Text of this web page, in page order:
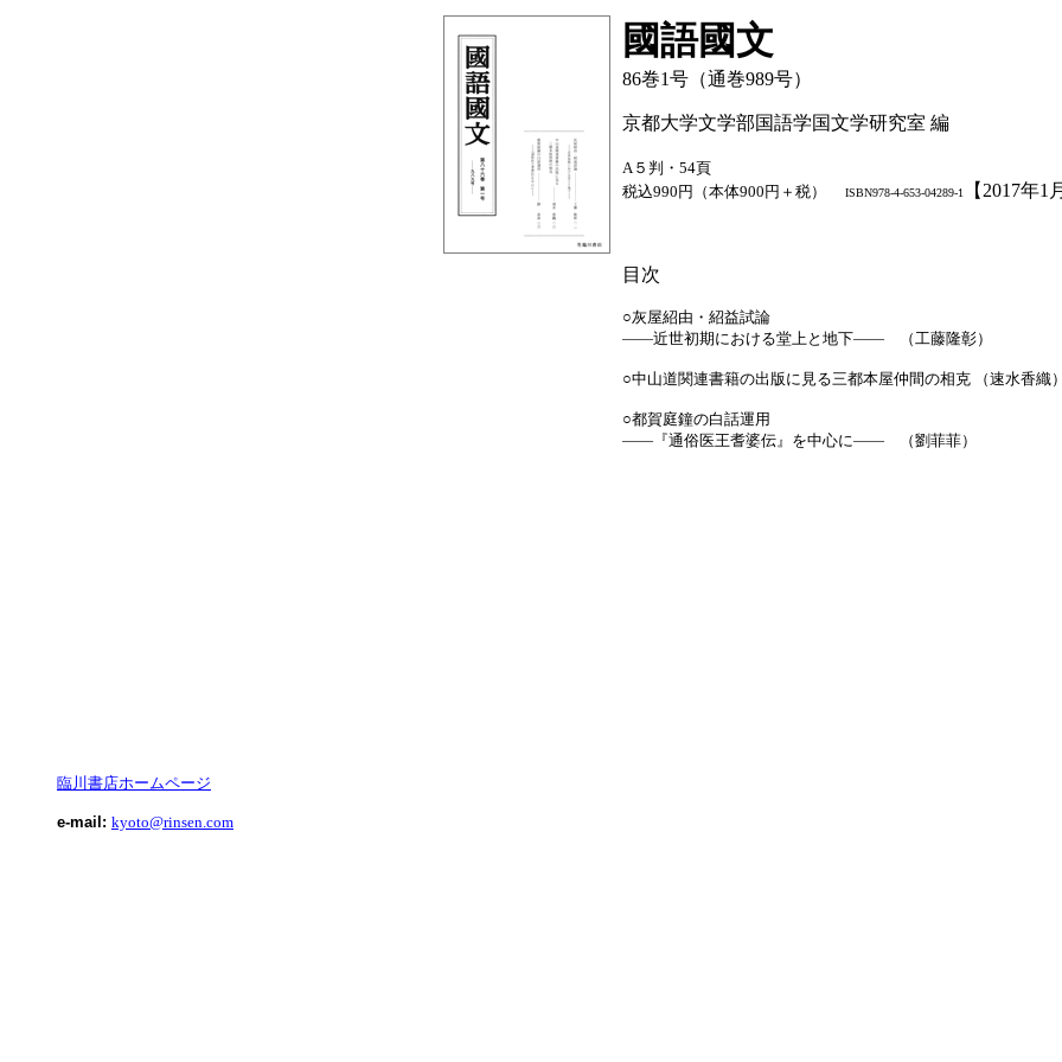
國語國文
86巻1号（通巻989号）
京都大学文学部国語学国文学研究室 編
A５判・54頁
税込990円（本体900円＋税）
ISBN978-4-653-04289-1 【2017年1
目次
○灰屋紹由・紹益試論
――近世初期における堂上と地下―― （工藤隆彰）
○中山道関連書籍の出版に見る三都本屋仲間の相克 （速水香織）
○都賀庭鐘の白話運用
――『通俗医王耆婆伝』を中心に―― （劉菲菲）
臨川書店ホームページ
e-mail: kyoto@rinsen.com